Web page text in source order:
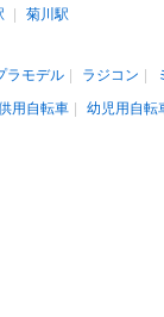
菊川駅
ラモデル ラジコン
用自転車 幼児用自転